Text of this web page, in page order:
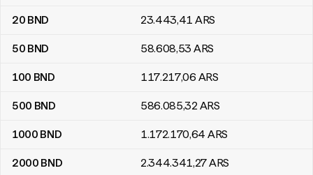
20 BND 23.443,41 ARS
50 BND 58.608,53 ARS
100 BND 117.217,06 ARS
500 BND 586.085,32ARS
1000 BND 1.172.170,64 ARS
2000 BND 2.344.341,27ARS